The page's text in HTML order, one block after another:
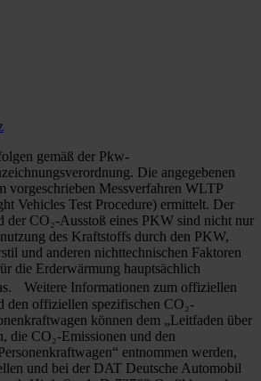
gemäß der Pkw-
Die angegebenen
vorgeschrieben Messverfahren WLTP
Vehicles Test Procedure) ermittelt. Der
der CO₂-Ausstoß eines PKW sind nicht nur
des Kraftstoffs durch den PKW,
und anderen nichttechnischen Faktoren
die Erderwärmung hauptsächlich
Weitere Informationen zum offiziellen
den offiziellen spezifischen CO₂-
können dem „Leitfaden über
die CO₂-Emissionen und den
entnommen werden,
und bei der DAT Deutsche Automobil